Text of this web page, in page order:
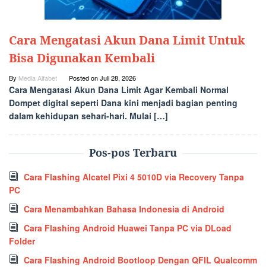
Cara Mengatasi Akun Dana Limit Untuk
Bisa Digunakan Kembali
By Media Alfabet Posted onJuli 28, 2026
Cara Mengatasi Akun Dana Limit Agar Kembali Normal
Dompet digital seperti Dana kini menjadi bagian penting
dalam kehidupan sehari-hari. Mulai […]
Pos-pos Terbaru
Cara Flashing Alcatel Pixi 4 5010D via Recovery Tanpa
PC
Cara Menambahkan Bahasa Indonesia di Android
Cara Flashing Android Huawei Tanpa PC via DLoad
Folder
Cara Flashing Android Bootloop Dengan QFIL Qualcomm